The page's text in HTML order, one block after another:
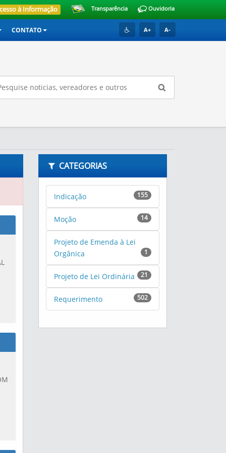
Ouvidoria
à Informação Transparência
CONTATO A+ A-
CATEGORIAS
Indicação 155
Moção 14
Projeto de Emenda à Lei
Orgânica
1
Projeto de Lei Ordinária 21
Requerimento 502